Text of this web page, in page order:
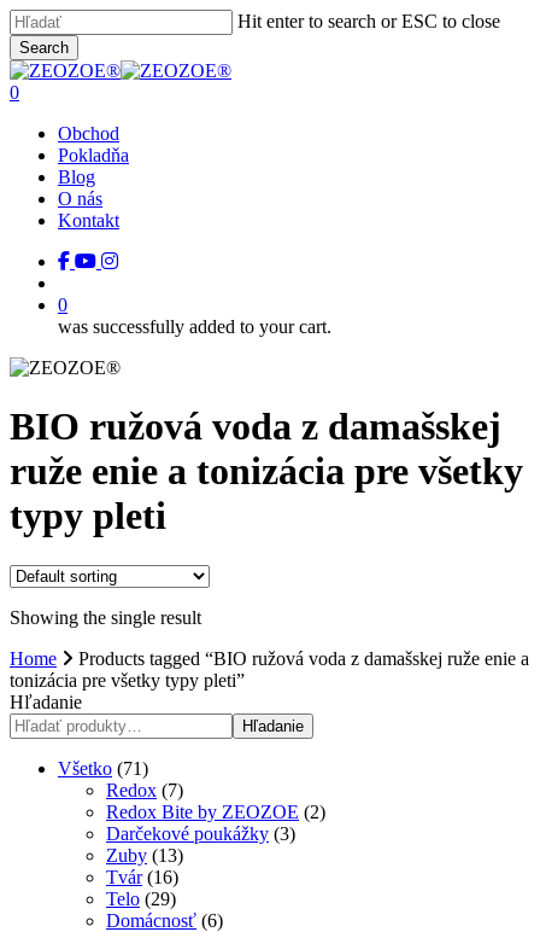
Skip
to
main
content
Hit enter to search or ESC to close
Search
Close
Search
search
0
Obchod
Pokladňa
Blog
O nás
Kontakt
facebook
youtubeinstagram
tiktok
0
was successfully added to your cart.
BIO ružová voda z damašskej
ruže enie a tonizácia pre všetky
typy pleti
Showing the single result
Home
Products tagged “BIO ružová voda z damašskej ruže enie a
tonizácia pre všetky typy pleti”
Hľadanie
Hľadanie
Všetko 7171
products
Redox 77
products
Redox Bite by ZEOZOE 22
Darčekové poukážky 33
Zuby 1313
products
Tvár 1616
products
Telo 2929
products
Domácnosť 66